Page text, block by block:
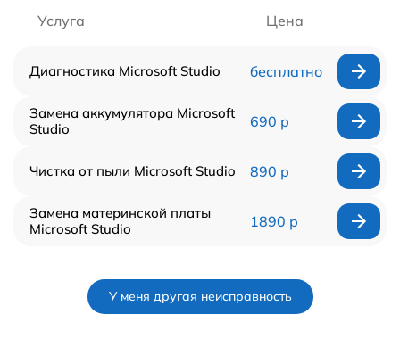
Услуга Цена
Диагностика Microsoft Studio бесплатно
Замена аккумулятора Microsoft
Studio
690 р
Чистка от пыли Microsoft Studio 890 р
Замена материнской платы
Microsoft Studio
1890 р
У меня другая неисправность